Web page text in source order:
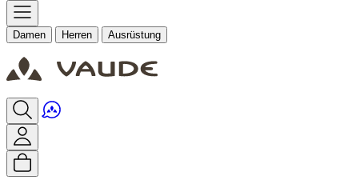
Damen Herren Ausrüstung